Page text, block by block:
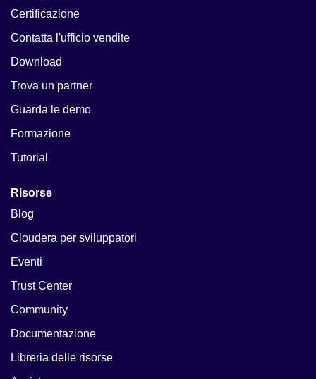
Certificazione
Contatta l'ufficio vendite
Download
Trova un partner
Guarda le demo
Formazione
Tutorial
Risorse
Blog
Cloudera per sviluppatori
Eventi
Trust Center
Community
Documentazione
Libreria delle risorse